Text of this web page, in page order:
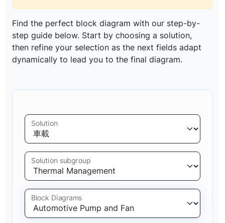
Find the perfect block diagram with our step-by-
step guide below. Start by choosing a solution,
then refine your selection as the next fields adapt
dynamically to lead you to the final diagram.
Solution
Solution subgroup
Block Diagrams